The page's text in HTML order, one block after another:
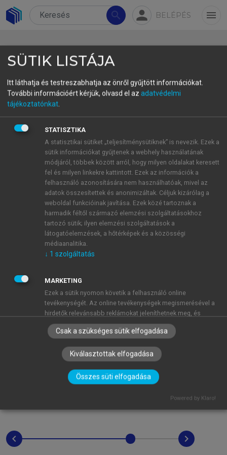
search person BELÉPÉS menu
4.3. Terminológiára,
terminológiamenedzsmentre
vonatkozó előírások, javaslatok
4.3.1. Fordításorientált terminológiai
4.3.2. A fordításorientált
terminológiai munka helyzete
Magyarországon
chevron_left chevron_right
SÜTIK LISTÁJA
Itt láthatja és testreszabhatja az önről gyűjtött információkat.
További információért kérjük, olvasd el az adatvédelmi
tájékoztatónkat.
STATISZTIKA
A statisztikai sütiket „teljesítménysütiknek” is nevezik. Ezek a
sütik információkat gyűjtenek a webhely használatának
módjáról, többek között arról, hogy milyen oldalakat keresett
fel és milyen linkekre kattintott. Ezek az információk a
felhasználó azonosítására nem használhatóak, mivel az
adatok összesítettek és anonimizáltak. Céljuk kizárólag a
weboldal funkcióinak javítása. Ezek közé tartoznak a
harmadik féltől származó elemzési szolgáltatásokhoz
tartozó sütik; ilyen elemzési szolgáltatások a
látogatóelemzések, a hőtérképek és a közösségi
médiaanalitika.
↓ 1 szolgáltatás
MARKETING
Ezek a sütik nyomon követik a felhasználó online
tevékenységét. Az online tevékenységek megismerésével a
hirdetők relevánsabb reklámokat jeleníthetnek meg, és
korlátozhatják, hogy a felhasználó hány alkalommal láthat
egy hirdetést. Ezek a sütik más szervezetekkel és hirdetőkkel
sütik, amelyek szinte mindig egy harmadik féltől származnak.
szolgáltatás
böngészéshez,a funkciók használatához, és a felhasználók
tartoznak többek között a személyre szabott beállításokat
Csak a szükséges sütik elfogadása
Kiválasztottak elfogadása
Összes süti elfogadása
Powered by Klaro!